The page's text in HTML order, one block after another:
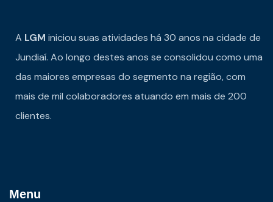
A LGM iniciou suas atividades há 30 anos na cidade de
Jundiaí. Ao longo destes anos se consolidou como uma
das maiores empresas do segmento na região, com
mais de mil colaboradores atuando em mais de 200
clientes.
Menu